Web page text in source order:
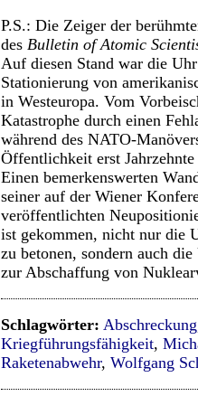
P.S.: Die Zeiger der
des Bulletin of Atomic
Auf diesen Stand war die
Stationierung von
in Westeuropa. Vom
Katastrophe durch einen
während des NATO-
Öffentlichkeit erst Jahrzehnte
Einen bemerkenswerten
seiner auf der Wiener
veröffentlichten
ist gekommen, nicht nur die
zu betonen, sondern auch
zur Abschaffung von
Schlagwörter: Abschreckung
Kriegführungsfähigkeit,
Raketenabwehr, Wolfgang